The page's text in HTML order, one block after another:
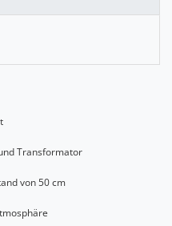
Transformator
von 50 cm